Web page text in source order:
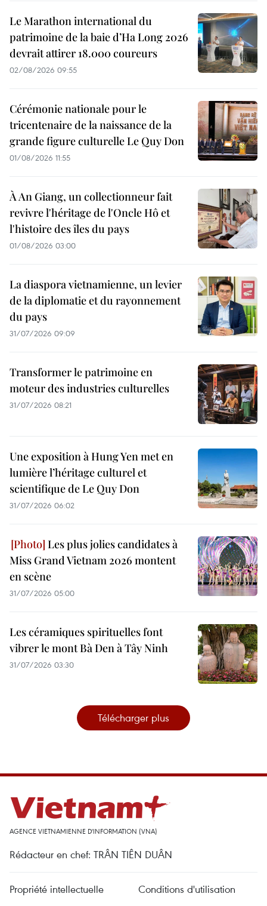
Le Marathon international du
patrimoine de la baie d’Ha Long 2026
devrait attirer 18.000 coureurs
02/08/2026 09:55
Cérémonie nationale pour le
tricentenaire de la naissance de la
grande figure culturelle Le Quy Don
01/08/2026 11:55
À An Giang, un collectionneur fait
revivre l'héritage de l'Oncle Hô et
l'histoire des îles du pays
01/08/2026 03:00
La diaspora vietnamienne, un levier
de la diplomatie et du rayonnement
du pays
31/07/2026 09:09
Transformer le patrimoine en
moteur des industries culturelles
31/07/2026 08:21
Une exposition à Hung Yen met en
lumière l’héritage culturel et
scientifique de Le Quy Don
31/07/2026 06:02
Les plus jolies candidates à
Miss Grand Vietnam 2026 montent
en scène
31/07/2026 05:00
Les céramiques spirituelles font
vibrer le mont Bà Den à Tây Ninh
31/07/2026 03:30
Télécharger plus
AGENCE VIETNAMIENNE D'INFORMATION (VNA)
Rédacteur en chef: TRÂN TIÊN DUÂN
Propriété intellectuelle
Conditions d'utilisation